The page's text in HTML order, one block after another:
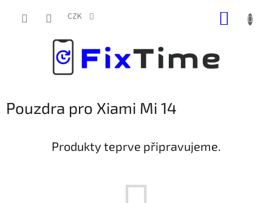
CZK
Pouzdra pro Xiami Mi 14
Produkty teprve připravujeme.